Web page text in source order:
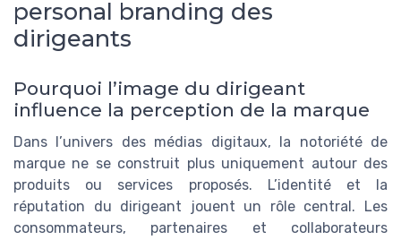
personal branding des
dirigeants
Pourquoi l’image du dirigeant
influence la perception de la marque
Dans l’univers des médias digitaux, la notoriété de
marque ne se construit plus uniquement autour des
produits ou services proposés. L’identité et la
réputation du dirigeant jouent un rôle central. Les
consommateurs, partenaires et collaborateurs